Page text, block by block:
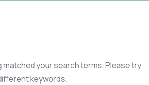
matched your search terms. Please try
keywords.